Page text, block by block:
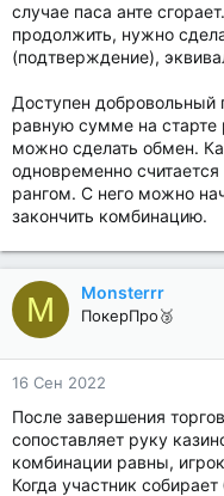
случае паса анте
продолжить, нужно
(подтверждение),
Доступен добровольный
равную сумме на старте
можно сделать обмен.
одновременно
рангом. С него можно
закончить комбинацию.
M Monsterrr
ПокерПро🥉
16 Сен 2022
После завершения
сопоставляет руку
комбинации равны,
Когда участник